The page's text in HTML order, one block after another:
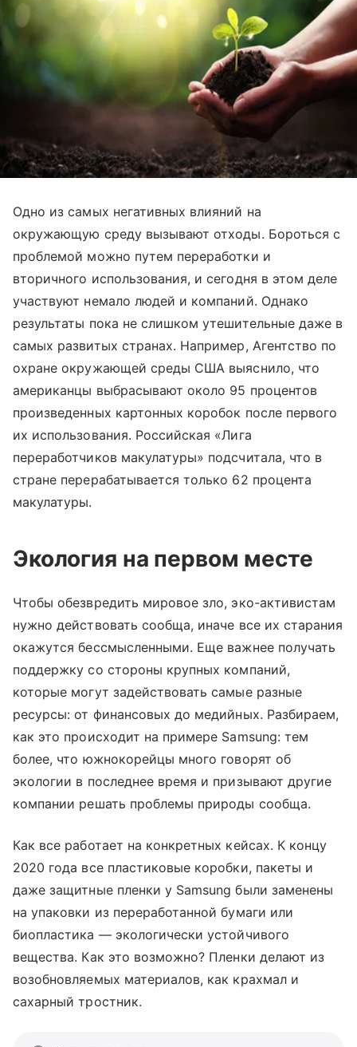
Одно из самых негативных влияний на
окружающую среду вызывают отходы. Бороться с
проблемой можно путем переработки и
вторичного использования, и сегодня в этом деле
участвуют немало людей и компаний. Однако
результаты пока не слишком утешительные даже в
самых развитых странах. Например, Агентство по
охране окружающей среды США выяснило, что
американцы выбрасывают около 95 процентов
произведенных картонных коробок после первого
их использования. Российская «Лига
переработчиков макулатуры» подсчитала, что в
стране перерабатывается только 62 процента
макулатуры.
Экология на первом месте
Чтобы обезвредить мировое зло, эко-активистам
нужно действовать сообща, иначе все их старания
окажутся бессмысленными. Еще важнее получать
поддержку со стороны крупных компаний,
которые могут задействовать самые разные
ресурсы: от финансовых до медийных. Разбираем,
как это происходит на примере Samsung: тем
более, что южнокорейцы много говорят об
экологии в последнее время и призывают другие
компании решать проблемы природы сообща.
Как все работает на конкретных кейсах. К концу
2020 года все пластиковые коробки, пакеты и
даже защитные пленки у Samsung были заменены
на упаковки из переработанной бумаги или
биопластика — экологически устойчивого
вещества. Как это возможно? Пленки делают из
возобновляемых материалов, как крахмал и
сахарный тростник.